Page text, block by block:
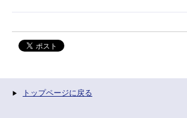
トップページに戻る